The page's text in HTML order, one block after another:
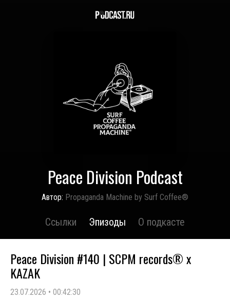
Peace Division Podcast
Автор: Propaganda Machine by Surf Coffee®
Ссылки Эпизоды О подкасте
Peace Division #140 | SCPM records® x
KAZAK
23.07.2026 • 00:42:30